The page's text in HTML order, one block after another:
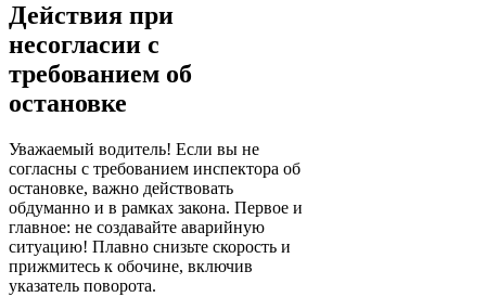
Действия при
несогласии с
требованием об
остановке
Уважаемый водитель! Если вы не
согласны с требованием инспектора об
остановке, важно действовать
обдуманно и в рамках закона. Первое и
главное: не создавайте аварийную
ситуацию! Плавно снизьте скорость и
прижмитесь к обочине, включив
указатель поворота.